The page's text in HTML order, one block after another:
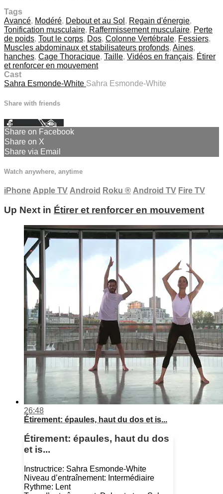
Tags
Avancé, Modéré, Debout et au Sol , Regain d'énergie,
Tonification musculaire, Raffermissement musculaire, Perte
de poids, Tout le corps, Dos, Colonne Vertébrale, Fessiers,
Muscles abdominaux et stabilisateurs profonds, Aines,
hanches, Cage Thoracique, Taille, Vidéos en français, Étirer
et renforcer en mouvement
Cast
Sahra Esmonde-White Sahra Esmonde-White
Share with friends
Facebook XEmail
Share on Facebook
Share on X
Share via Email
Watch anywhere, anytime
iPhone Apple TV Android Roku ® Android TV Fire TV
Up Next in Étirer et renforcer en mouvement
26:48
Étirement: épaules, haut du dos et is...
Étirement: épaules, haut du dos
et is...
Instructrice: Sahra Esmonde-White
Niveau d’entraînement: Intermédiaire
Rythme: Lent